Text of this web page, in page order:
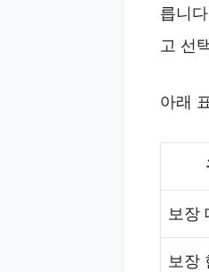
릅니
고 선
아래
보장
보장